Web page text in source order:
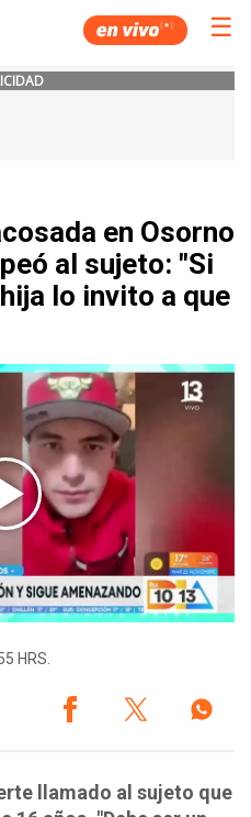
☰
en Osorno
al sujeto: "Si
lo invito a que
HRS.
llamado al sujeto que